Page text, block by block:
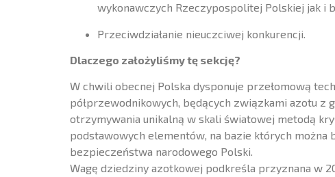
wykonawczych Rzeczypospolitej Polskiej jak i
Przeciwdziałanie nieuczciwej konkurencji.
Dlaczego założyliśmy tę sekcję?
W chwili obecnej Polska dysponuje przełomową
półprzewodnikowych, będących związkami azotu z
otrzymywania unikalną w skali światowej metodą
podstawowych elementów, na bazie których można
bezpieczeństwa narodowego Polski.
Wagę dziedziny azotkowej podkreśla przyznana w